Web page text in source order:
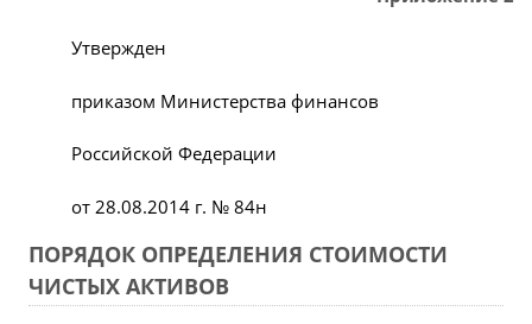
Утвержден
приказом Министерства финансов
Российской Федерации
от 28.08.2014 г. № 84н
ПОРЯДОК ОПРЕДЕЛЕНИЯ СТОИМОСТИ
ЧИСТЫХ АКТИВОВ